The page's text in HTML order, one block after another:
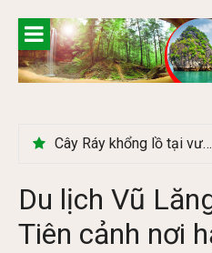
content
Cây Ráy khổng lồ tại vườn Quốc gia Cúc Phương
Du lịch Vũ
Tiên cảnh nơi